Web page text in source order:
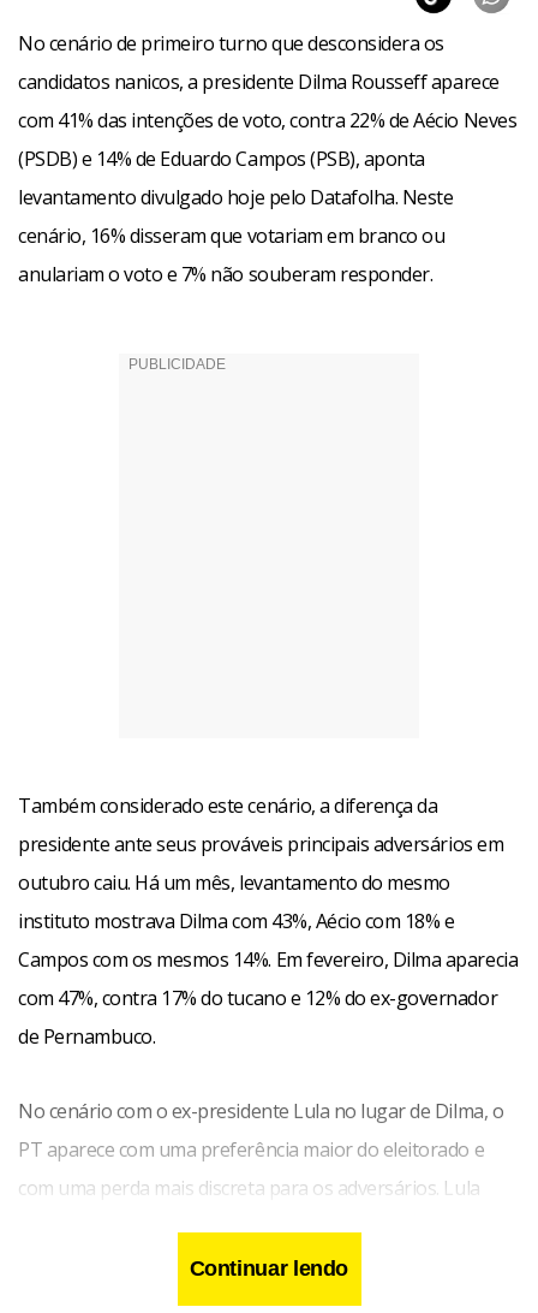
No cenário de primeiro turno que desconsidera os
candidatos nanicos, a presidente Dilma Rousseff aparece
com 41% das intenções de voto, contra 22% de Aécio Neves
(PSDB) e 14% de Eduardo Campos (PSB), aponta
levantamento divulgado hoje pelo Datafolha. Neste
cenário, 16% disseram que votariam em branco ou
anulariam o voto e 7% não souberam responder.
Também considerado este cenário, a diferença da
presidente ante seus prováveis principais adversários em
outubro caiu. Há um mês, levantamento do mesmo
instituto mostrava Dilma com 43%, Aécio com 18% e
Campos com os mesmos 14%. Em fevereiro, Dilma aparecia
com 47%, contra 17% do tucano e 12% do ex-governador
de Pernambuco.
No cenário com o ex-presidente Lula no lugar de Dilma, o
PT aparece com uma preferência maior do eleitorado e
com uma perda mais discreta para os adversários. Lula
aparece na pesquisa divulgada hoje com 52% das intenções
de voto, Aécio com 19% e Campos com 11%, 12% votariam
nulo ou em branco e 6% dos entrevistados não souberam
Continuar lendo